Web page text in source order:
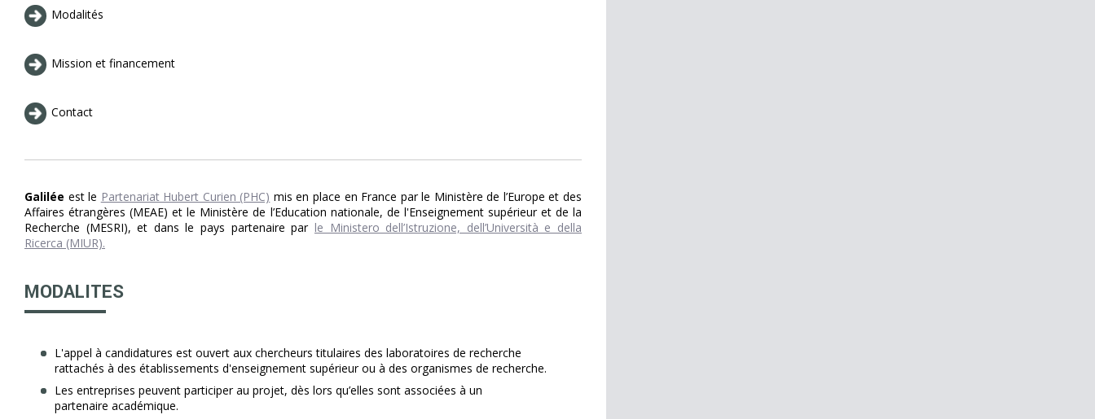
Modalités
Mission et financement
Contact
Galilée est le Partenariat Hubert Curien (PHC) mis en place en France par le Ministère de l’Europe et des
Affaires étrangères (MEAE) et le Ministère de l’Education nationale, de l'Enseignement supérieur et de la
Recherche (MESRI), et dans le pays partenaire par le Ministero dell’Istruzione, dell’Università e della
Ricerca (MIUR).
MODALITES
L'appel à candidatures est ouvert aux chercheurs titulaires des laboratoires de recherche
rattachés à des établissements d'enseignement supérieur ou à des organismes de recherche.
Les entreprises peuvent participer au projet, dès lors qu’elles sont associées à un
partenaire académique.